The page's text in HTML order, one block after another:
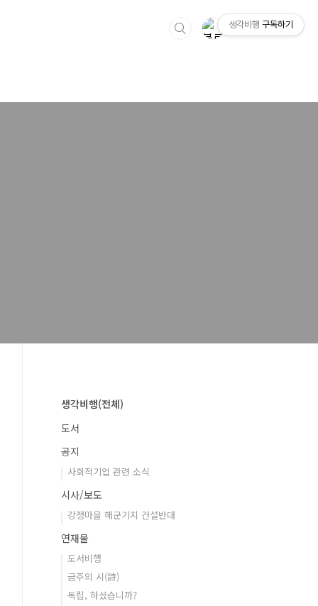
생각비행(전체)
도서
공지
사회적기업 관련 소식
시사/보도
강정마을 해군기지 건설반대
연재물
도서비행
금주의 시(詩)
독립, 하셨습니까?
생각비행 구독하기